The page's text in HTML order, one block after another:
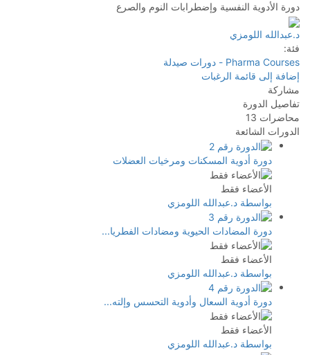
دورة الأدوية النفسية وإضطرابات النوم والصرع
د.عبدالله اللومزي
فئة:
Pharma Courses - دورات صيدلة
إضافة إلى قائمة الرغبات
مشاركة
تفاصيل الدورة
محاضرات 13
الدورات الشائعة
دورة أدوية المسكنات ومرخيات العضلات
الأعضاء فقط
بواسطة د.عبدالله اللومزي
دورة المضادات الحيوية ومضادات الفطريا...
الأعضاء فقط
بواسطة د.عبدالله اللومزي
دورة أدوية السعال وأدوية التحسس وإلته...
الأعضاء فقط
بواسطة د.عبدالله اللومزي